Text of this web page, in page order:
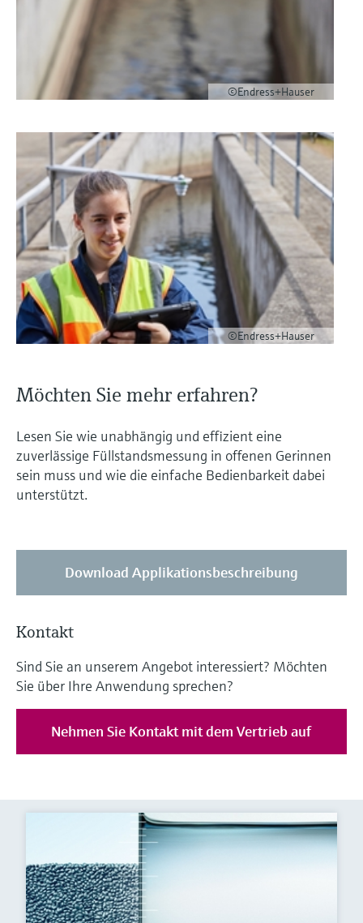
©Endress+Hauser
©Endress+Hauser
Möchten Sie mehr erfahren?
Lesen Sie wie unabhängig und effizient eine
zuverlässige Füllstandsmessung in offenen Gerinnen
sein muss und wie die einfache Bedienbarkeit dabei
unterstützt.
Download Applikationsbeschreibung
Kontakt
Sind Sie an unserem Angebot interessiert? Möchten
Sie über Ihre Anwendung sprechen?
Nehmen Sie Kontakt mit dem Vertrieb auf